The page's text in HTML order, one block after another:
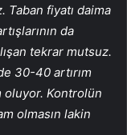
Taban fiyatı daima
da
tekrar mutsuz.
30-40 artırım
oluyor. Kontrolün
olmasın lakin